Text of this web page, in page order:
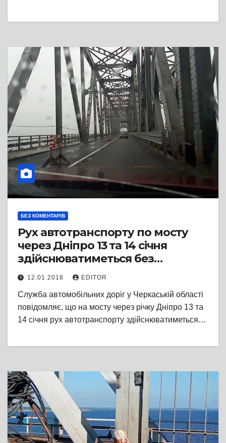
БЕЗ КОМЕНТАРІВ
Рух автотранспорту по мосту
через Дніпро 13 та 14 січня
здійснюватиметься без
обмежень
12.01.2018 EDITOR
Служба автомобільних доріг у Черкаській області
повідомляє, що на мосту через річку Дніпро 13 та
14 січня рух автотранспорту здійснюватиметься…